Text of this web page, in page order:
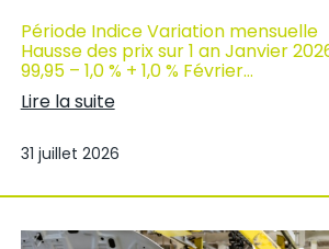
–
2
0
2
6
t
i
o
à
a
o
t
Période Indice Variation mensuelle
Hausse des prix sur 1 an Janvier
99,95 – 1,0 % + 1,0 % Février…
Lire la suite
n
i
e
31 juillet 2026